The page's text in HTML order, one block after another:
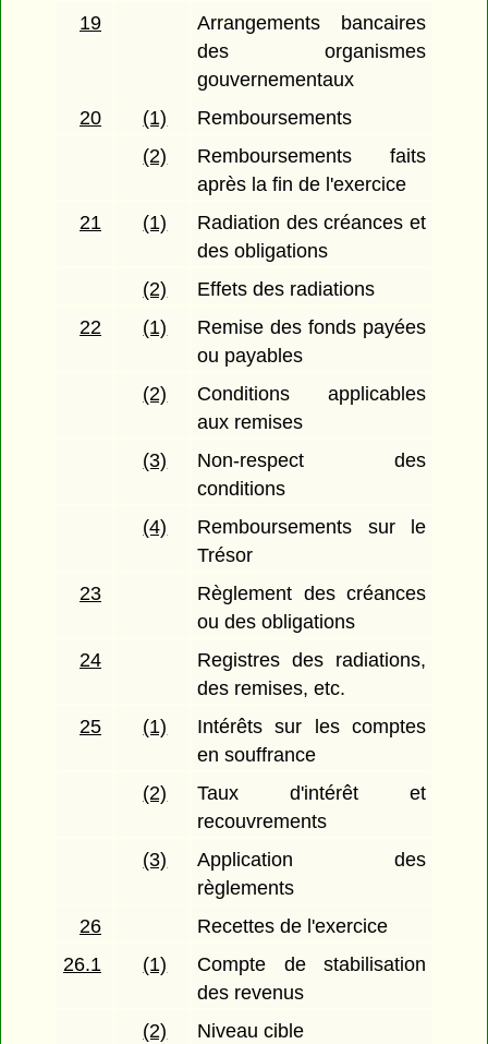
19
Arrangements bancaires
des organismes
gouvernementaux
20
(1)
Remboursements
(2)
Remboursements faits
après la fin de l'exercice
21
(1)
Radiation des créances et
des obligations
(2)
Effets des radiations
22
(1)
Remise des fonds payées
ou payables
(2)
Conditions applicables
aux remises
(3)
Non-respect des
conditions
(4)
Remboursements sur le
Trésor
23
Règlement des créances
ou des obligations
24
Registres des radiations,
des remises, etc.
25
(1)
Intérêts sur les comptes
en souffrance
(2)
Taux d'intérêt et
recouvrements
(3)
Application des
règlements
26
Recettes de l'exercice
26.1
(1)
Compte de stabilisation
des revenus
(2)
Niveau cible